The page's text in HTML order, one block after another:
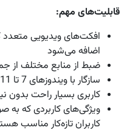
قابلیت‌های مهم:
افکت‌های ویدیویی متعدد
اضافه می‌شود
ضبط از منابع مختلف از
سازگار با ویندوز‌های 7 تا 11
کاربری بسیار راحت بدون
ویژگی‌های کاربردی که به
کاربران تازه‌کار مناسب